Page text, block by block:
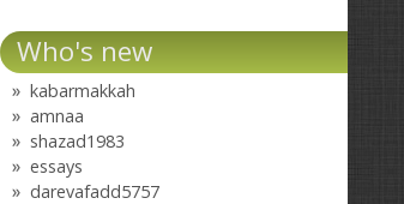
Who's new
kabarmakkah
amnaa
shazad1983
essays
darevafadd5757